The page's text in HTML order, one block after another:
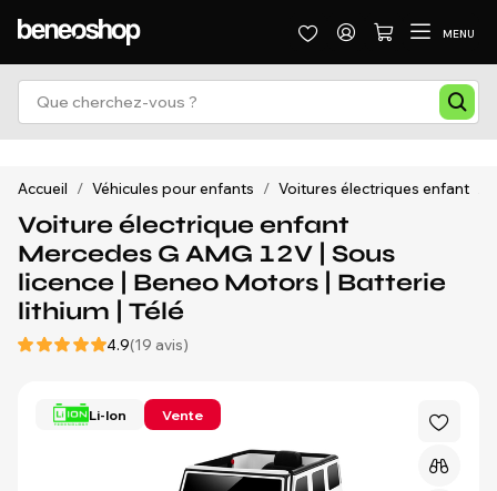
MENU
Accueil / Véhicules pour enfants / Voitures électriques enfant
Voiture électrique enfant
Mercedes G AMG 12V | Sous
licence | Beneo Motors | Batterie
lithium | Télé
4.9(19 avis)
Li-Ion Vente